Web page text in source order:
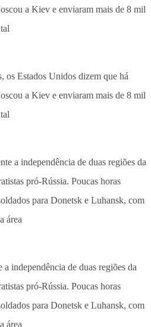
os Estados Unidos dizem que há
a Kiev e enviaram mais de 8 mil
independência de duas regiões da
pró-Rússia. Poucas horas
para Donetsk e Luhansk, com
área